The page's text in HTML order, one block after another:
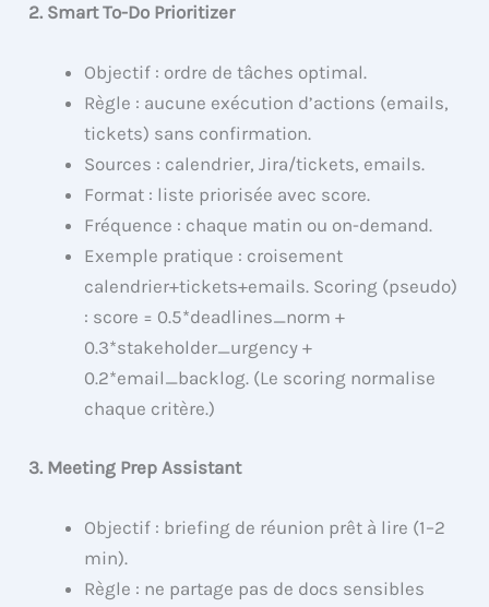
2. Smart To-Do Prioritizer
Objectif : ordre de tâches optimal.
Règle : aucune exécution d’actions (emails,
tickets) sans confirmation.
Sources : calendrier, Jira/tickets, emails.
Format : liste priorisée avec score.
Fréquence : chaque matin ou on-demand.
Exemple pratique : croisement
calendrier+tickets+emails. Scoring (pseudo)
: score = 0.5*deadlines_norm +
0.3*stakeholder_urgency +
0.2*email_backlog. (Le scoring normalise
chaque critère.)
3. Meeting Prep Assistant
Objectif : briefing de réunion prêt à lire (1–2
min).
Règle : ne partage pas de docs sensibles